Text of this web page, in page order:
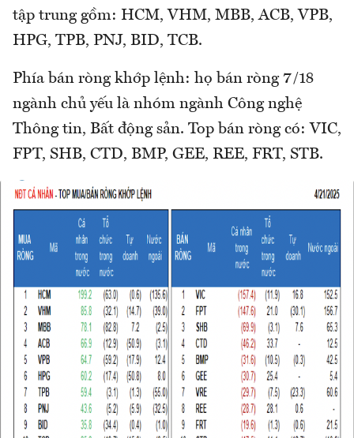
tập trung gồm: HCM, VHM, MBB, ACB, VPB,
HPG, TPB, PNJ, BID, TCB.
Phía bán ròng khớp lệnh: họ bán ròng 7/18
ngành chủ yếu là nhóm ngành Công nghệ
Thông tin, Bất động sản. Top bán ròng có: VIC,
FPT, SHB, CTD, BMP, GEE, REE, FRT, STB.